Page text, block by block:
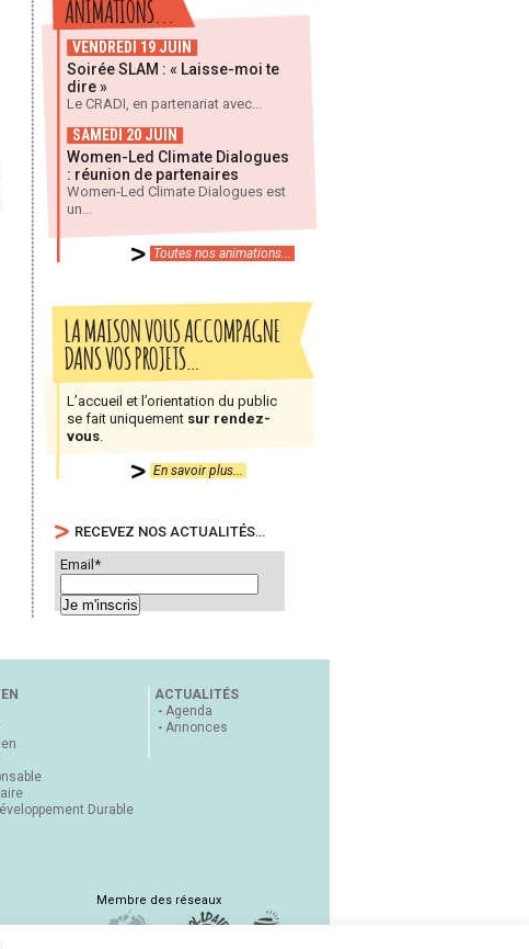
ANIMATIONS...
VENDREDI 19 JUIN
Soirée SLAM : « Laisse-moi te
dire »
Le CRADI, en partenariat avec...
SAMEDI 20 JUIN
Women-Led Climate Dialogues
: réunion de partenaires
Women-Led Climate Dialogues est
un...
Toutes nos animations...
LA MAISON VOUS ACCOMPAGNE
DANS VOS PROJETS…
L’accueil et l’orientation du public
se fait uniquement sur rendez-
vous
En savoir plus...
RECEVEZ NOS ACTUALITÉS…
Email*
Durable
ACTUALITÉS
Agenda
Annonces
Membre des réseaux